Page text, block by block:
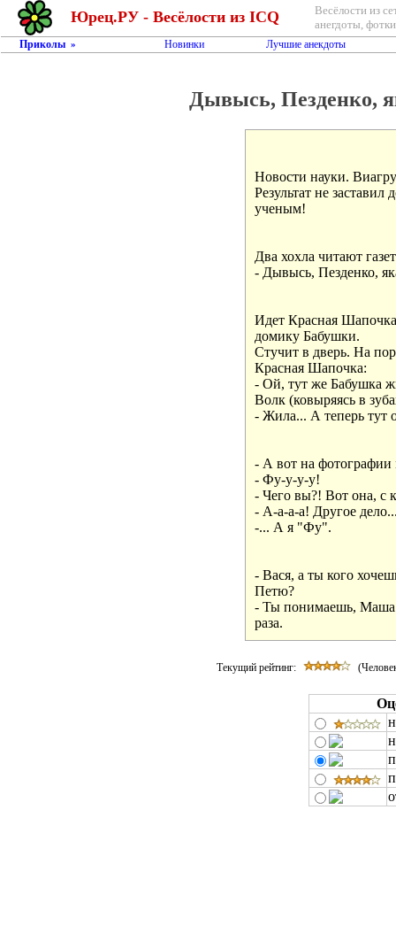
Юрец.РУ - Весёлости из ICQ
Весёлости из
анегдоты,
Приколы » Новинки Лучшие анекдоты
Дывысь, Пезденко,
Новости науки.
Результат не заставил
ученым!
Два хохла читают
- Дывысь, Пезденко,
Идет Красная
домику Бабушки.
Стучит в дверь. На
Красная Шапочка:
- Ой, тут же Бабушка
Волк (ковыряясь в
- Жила... А теперь тут
- А вот на фотографии
- Фу-у-у-у!
- Чего вы?! Вот она, с
- А-а-а-а! Другое
-... А я "Фу".
- Вася, а ты кого
Петю?
- Ты понимаешь, Маша
раза.
Текущий рейтинг: